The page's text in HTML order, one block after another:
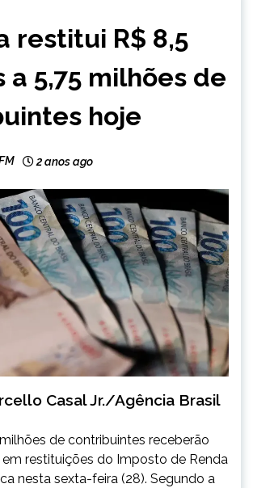
restitui R$ 8,5
a 5,75 milhões de
hoje
2 anos ago
Casal Jr./Agência Brasil
de contribuintes receberão
em restituições do Imposto de Renda
nesta sexta-feira (28). Segundo a